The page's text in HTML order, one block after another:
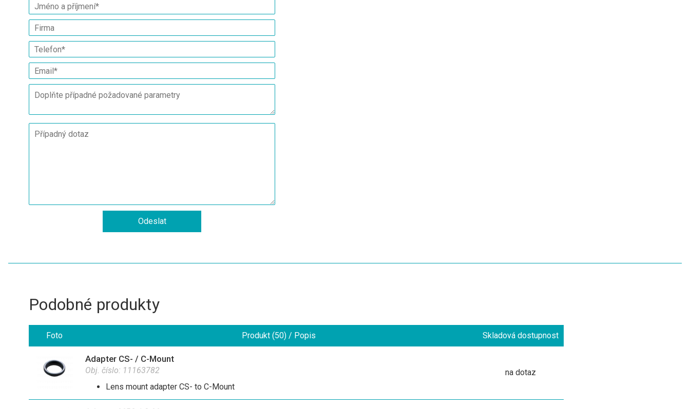
Podobné produkty
Foto Produkt (50) / Popis Skladová dostupnost
Adapter CS- / C-Mount
Obj. číslo: 11163782
Lens mount adapter CS- to C-Mount
na dotaz